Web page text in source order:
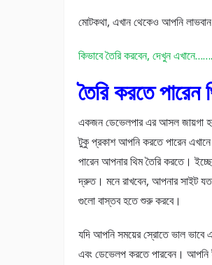
মোটকথা, এখান থেকেও আপনি
কিভাবে তৈরি করবেন, দেখুন
তৈরি করতে পারেন
একজন ডেভেলপার এর আসল জায়গা
টুকু প্রকাশ আপনি করতে পারেন
পারেন আপনার থিম তৈরি করতে।
দ্রুত। মনে রাখবেন, আপনার সাইট
গুলো বাস্তব হতে শুরু করবে।
যদি আপনি সময়ের স্রোতে ভাল ভাবে
এবং ডেভেলপ করতে পারবেন। আপনি